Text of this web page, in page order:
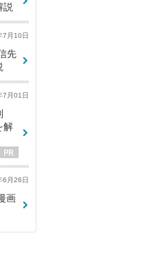
説
7月10日
先
7月01日
解
6月26日
画